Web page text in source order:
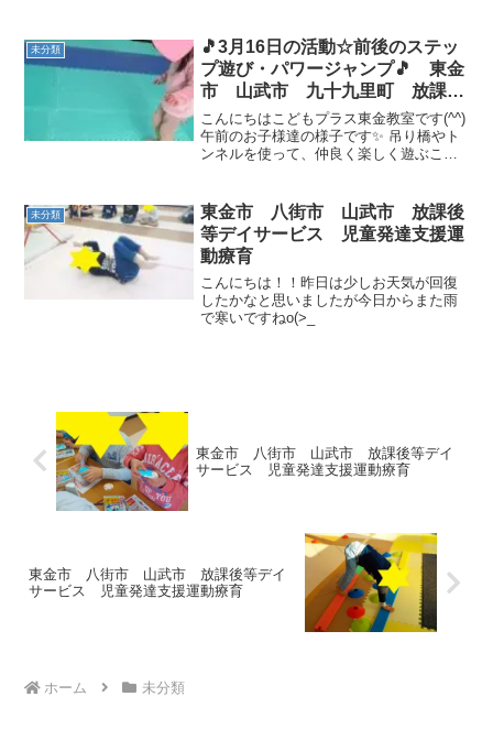
未分類
🎵3月16日の活動☆前後のステッ
プ遊び・パワージャンプ🎵 東金
市 山武市 九十九里町 放課後
等デイサービス 児童発達支援
運動療育 教室見学
こんにちはこどもプラス東金教室です(^^)
午前のお子様達の様子です✨ 吊り橋やト
ンネルを使って、仲良く楽しく遊ぶこと
プ です💪ご挨拶は、みんな座って待
つことがで...
未分類
東金市 八街市 山武市 放課後
等デイサービス 児童発達支援運
動療育
こんにちは！！昨日は少しお天気が回復
したかなと思いましたが今日からまた雨
で寒いですねo(>_
東金市 八街市 山武市 放課後等デイ
サービス 児童発達支援運動療育
東金市 八街市 山武市 放課後等デイ
サービス 児童発達支援運動療育
ホーム 未分類